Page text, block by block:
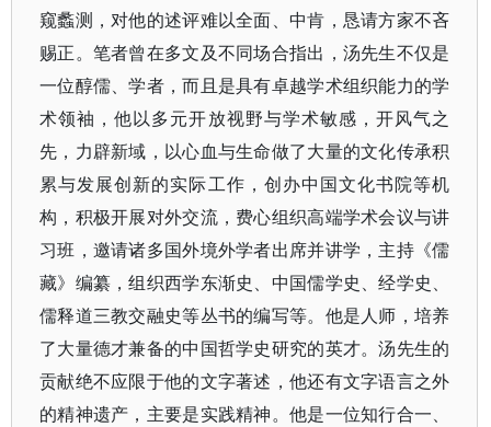
窥蠡测，对他的述评难以全面、中肯，恳请方家不吝
赐正。笔者曾在多文及不同场合指出，汤先生不仅是
一位醇儒、学者，而且是具有卓越学术组织能力的学
术领袖，他以多元开放视野与学术敏感，开风气之
先，力辟新域，以心血与生命做了大量的文化传承积
累与发展创新的实际工作，创办中国文化书院等机
构，积极开展对外交流，费心组织高端学术会议与讲
习班，邀请诸多国外境外学者出席并讲学，主持《儒
藏》编纂，组织西学东渐史、中国儒学史、经学史、
儒释道三教交融史等丛书的编写等。他是人师，培养
了大量德才兼备的中国哲学史研究的英才。汤先生的
贡献绝不应限于他的文字著述，他还有文字语言之外
的精神遗产，主要是实践精神。他是一位知行合一、